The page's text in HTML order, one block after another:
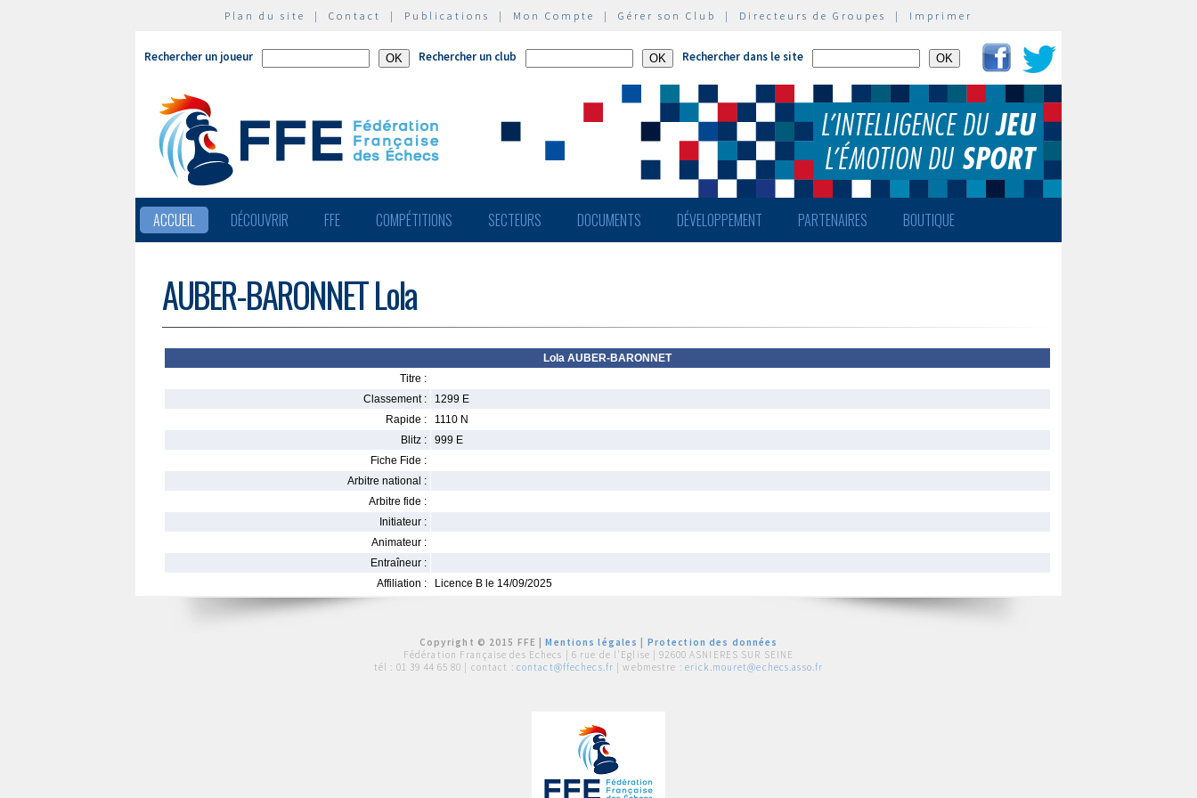
Plan du site | Contact | Publications | Mon Compte | Gérer son Club | Directeurs de Groupes | Imprimer
Rechercher un joueur Rechercher un club Rechercher dans le site
ACCUEIL DÉCOUVRIR FFE COMPÉTITIONS SECTEURS DOCUMENTS DÉVELOPPEMENT PARTENAIRES BOUTIQUE
AUBER-BARONNET Lola
Lola AUBER-BARONNET
Titre :
Classement :
1299 E
Rapide :
1110 N
Blitz :
999 E
Fiche Fide :
Arbitre national :
Arbitre fide :
Initiateur :
Animateur :
Entraîneur :
Affiliation :
Licence B le 14/09/2025
Copyright © 2015 FFE |Mentions légales
Protection des données
Fédération Française des Echecs | 6 rue de l'Eglise | 92600 ASNIERES SUR SEINE
tél : 01 39 44 65 80 | contact : contact@ffechecs.fr | webmestre : erick.mouret@echecs.asso.fr